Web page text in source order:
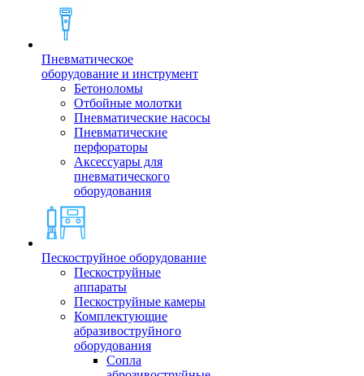
Пневматическое
оборудование и инструмент
Бетоноломы
Отбойные молотки
Пневматические насосы
Пневматические
перфораторы
Аксессуары для
пневматического
оборудования
Пескоструйное оборудование
Пескоструйные
аппараты
Пескоструйные камеры
Комплектующие
абразивоструйного
оборудования
Сопла